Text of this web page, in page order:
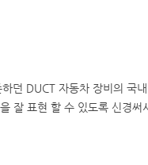
던 DUCT 자동차 장비의 국
잘 표현 할 수 있도록 신경써